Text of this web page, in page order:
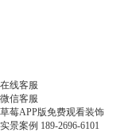
坑
大
招
在线客服
微信客服
草莓APP版免费观看装饰
实景案例 189-2696-6101